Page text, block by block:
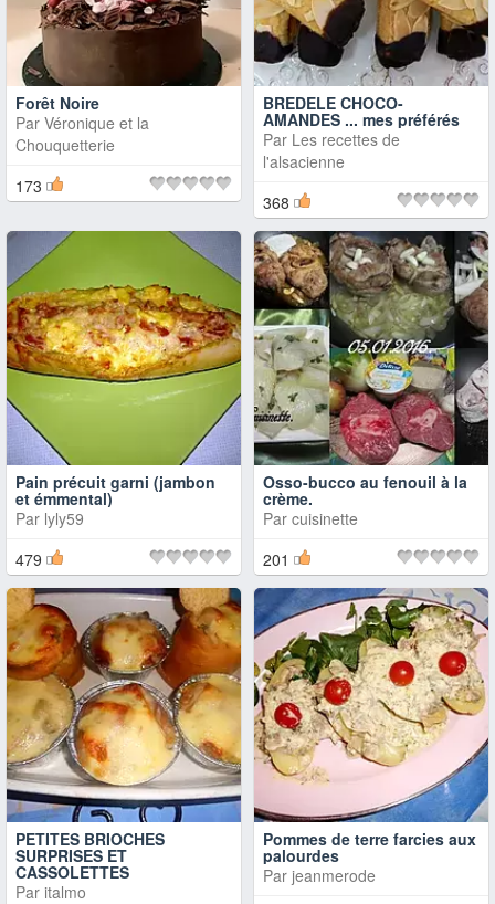
Forêt Noire
Par Véronique et la
Chouquetterie
173
BREDELE CHOCO-
AMANDES ... mes préférés
Par Les recettes de
l'alsacienne
368
Pain précuit garni (jambon
et émmental)
Par lyly59
479
Osso-bucco au fenouil à la
crème.
Par cuisinette
201
PETITES BRIOCHES
SURPRISES ET
CASSOLETTES
Par italmo
Pommes de terre farcies aux
palourdes
Par jeanmerode